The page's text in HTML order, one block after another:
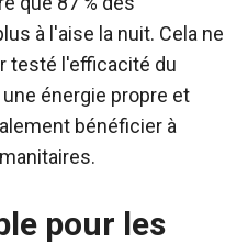
à l'aise la nuit. Cela ne
testé l'efficacité du
énergie propre et
bénéficier à
pour les